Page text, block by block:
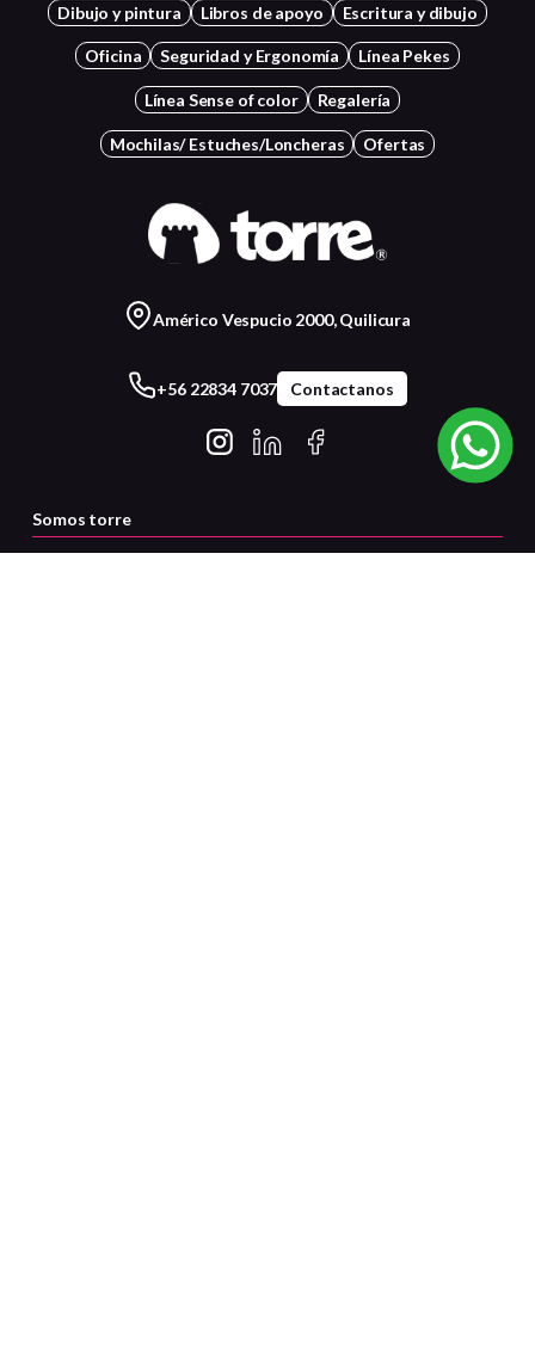
Dibujo y pintura Libros de apoyo Escritura y dibujo
Oficina Seguridad y Ergonomía Línea Pekes
Línea Sense of color Regalería
Mochilas/ Estuches/Loncheras Ofertas
Américo Vespucio 2000, Quilicura
+56 22834 7037 Contactanos
Somos torre